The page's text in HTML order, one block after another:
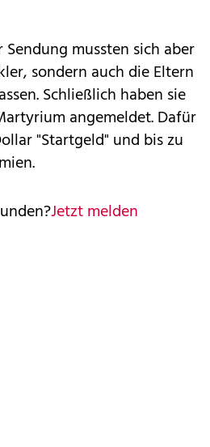
mussten sich aber
sondern auch die Eltern
Schließlich haben sie
angemeldet. Dafür
"Startgeld" und bis zu
Jetzt melden